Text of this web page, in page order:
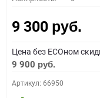
9 300 руб.
Цена без ECOном
9 900 руб.
Артикул: 66950